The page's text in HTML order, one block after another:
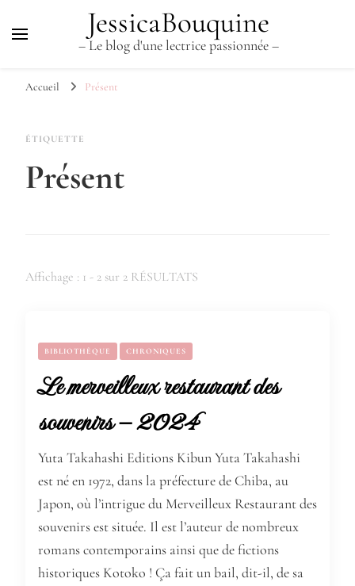
JessicaBouquine
– Le blog d'une lectrice passionnée –
Accueil Présent
ÉTIQUETTE
Présent
Affichage : 1 - 2 sur 2 RÉSULTATS
BIBLIOTHÈQUE CHRONIQUES
Le merveilleux restaurant des
souvenirs – 2024
Yuta Takahashi Editions Kibun Yuta Takahashi
est né en 1972, dans la préfecture de Chiba, au
Japon, où l’intrigue du Merveilleux Restaurant des
souvenirs est située. Il est l’auteur de nombreux
romans contemporains ainsi que de fictions
historiques Kotoko ! Ça fait un bail, dit-il, de sa